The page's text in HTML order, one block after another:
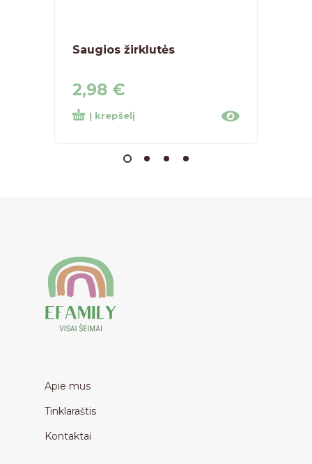
Saugios žirklutės
2,98 €
Į krepšelį
Apie mus
Tinklaraštis
Kontaktai